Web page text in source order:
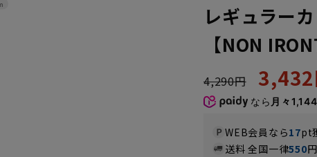
レギュラー
【NON
4,290円 3,432
なら 月々
WEB会員なら17pt
送料 全国一律550